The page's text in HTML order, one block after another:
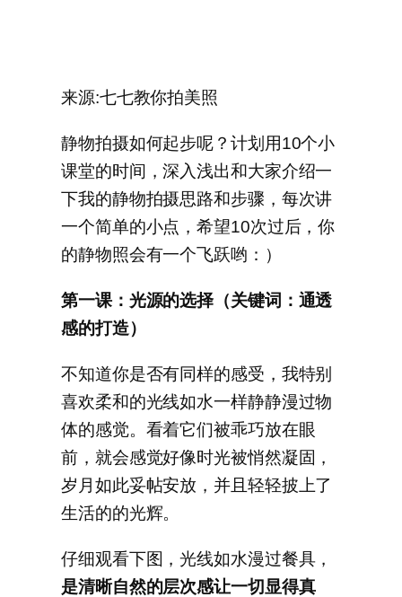
来源:七七教你拍美照
静物拍摄如何起步呢？计划用10个小
课堂的时间，深入浅出和大家介绍一
下我的静物拍摄思路和步骤，每次讲
一个简单的小点，希望10次过后，你
的静物照会有一个飞跃哟：）
第一课：光源的选择（关键词：通透
感的打造）
不知道你是否有同样的感受，我特别
喜欢柔和的光线如水一样静静漫过物
体的感觉。看着它们被乖巧放在眼
前，就会感觉好像时光被悄然凝固，
岁月如此妥帖安放，并且轻轻披上了
生活的的光辉。
仔细观看下图，光线如水漫过餐具，
是清晰自然的层次感让一切显得真